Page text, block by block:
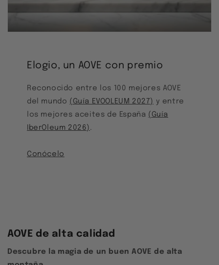
Elogio, un AOVE con premio
Reconocido entre los 100 mejores AOVE
del mundo (Guía EVOOLEUM 2027) y entre
los mejores aceites de España (Guía
IberOleum 2026).
Conócelo
AOVE de alta calidad
Descubre la magia de un buen AOVE de alta